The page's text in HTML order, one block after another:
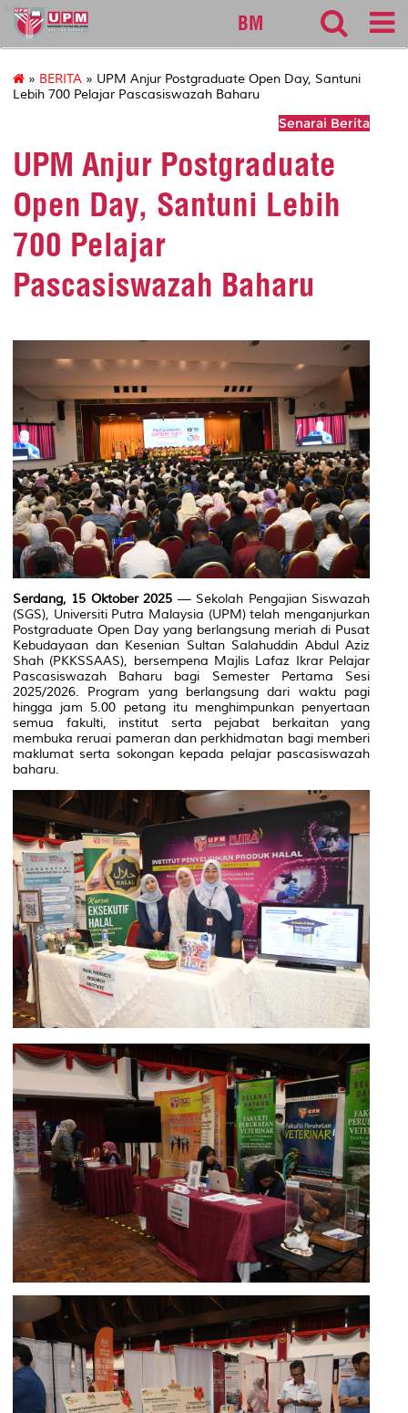
sgs
BM
» BERITA » UPM Anjur Postgraduate Open Day, Santuni
Lebih 700 Pelajar Pascasiswazah Baharu
Senarai Berita
UPM Anjur Postgraduate
Open Day, Santuni Lebih
700 Pelajar
Pascasiswazah Baharu
Serdang, 15 Oktober 2025 — Sekolah Pengajian Siswazah
(SGS), Universiti Putra Malaysia (UPM) telah menganjurkan
Postgraduate Open Day yang berlangsung meriah di Pusat
Kebudayaan dan Kesenian Sultan Salahuddin Abdul Aziz
Shah (PKKSSAAS), bersempena Majlis Lafaz Ikrar Pelajar
Pascasiswazah Baharu bagi Semester Pertama Sesi
2025/2026. Program yang berlangsung dari waktu pagi
hingga jam 5.00 petang itu menghimpunkan penyertaan
semua fakulti, institut serta pejabat berkaitan yang
membuka reruai pameran dan perkhidmatan bagi memberi
maklumat serta sokongan kepada pelajar pascasiswazah
baharu.